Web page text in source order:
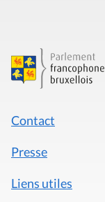
Contact
Presse
Liens utiles